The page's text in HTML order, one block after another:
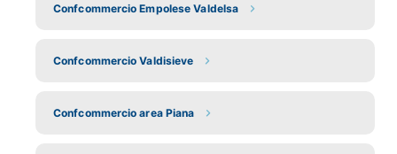
Confcommercio Empolese Valdelsa
Confcommercio Valdisieve
Confcommercio area Piana